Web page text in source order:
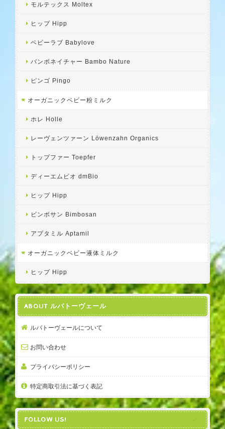
モルテックス Moltex
ヒップ Hipp
ベビーラブ Babylove
バンボネイチャー Bambo Nature
ピンゴ Pingo
オーガニックベビー粉ミルク
ホレ Holle
レーヴェンツァーン Löwenzahn Organics
トップファー Toepfer
ディーエムビオ dmBio
ヒップ Hipp
ビンボサン Bimbosan
アプタミル Aptamil
オーガニックベビー液体ミルク
ヒップ Hipp
ABOUT ルバトーヴェール
ルバトーヴェールについて
お問い合わせ
プライバシーポリシー
特定商取引法に基づく表記
FOLLOW US!